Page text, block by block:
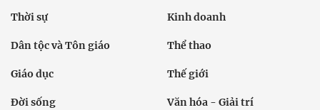
Thời sự Kinh doanh
Dân tộc và Tôn giáo Thể thao
Giáo dục Thế giới
Đời sống Văn hóa - Giải trí